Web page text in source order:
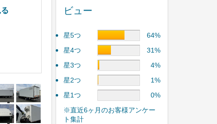
ビュー
星5つ
64%
星4つ
31%
星3つ
4%
星2つ
1%
星1つ
0%
※直近6ヶ月のお客様アンケー
ト集計